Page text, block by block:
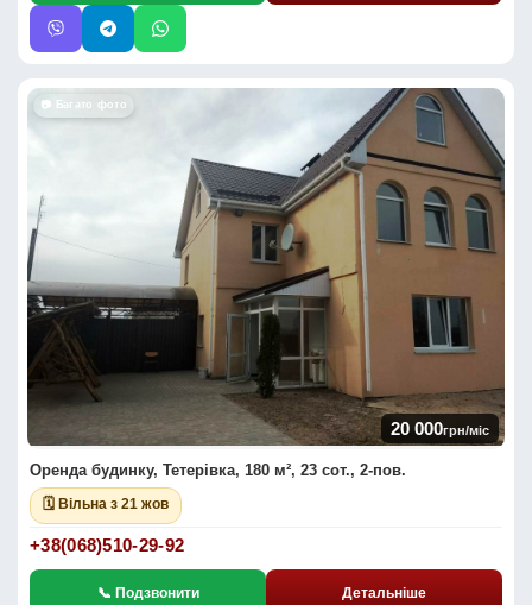
📷 Багато фото
20 000грн/міс
Оренда будинку, Тетерівка, 180 м², 23 сот., 2-пов.
🗓 Вільна з 21 жов
+38(068)510-29-92
📞 Подзвонити Детальніше